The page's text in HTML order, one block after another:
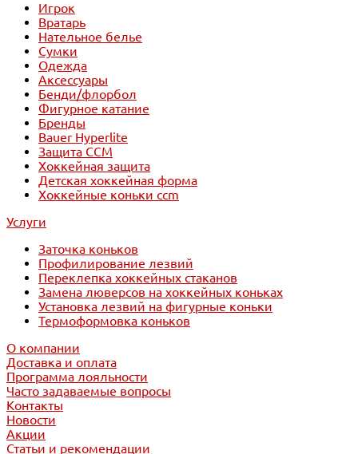
Игрок
Вратарь
Нательное белье
Сумки
Одежда
Аксессуары
Бенди/флорбол
Фигурное катание
Бренды
Bauer Hyperlite
Защита CCM
Хоккейная защита
Детская хоккейная форма
Хоккейные коньки ccm
Услуги
Заточка коньков
Профилирование лезвий
Переклепка хоккейных стаканов
Замена люверсов на хоккейных коньках
Установка лезвий на фигурные коньки
Термоформовка коньков
О компании
Доставка и оплата
Программа лояльности
Часто задаваемые вопросы
Контакты
Новости
Акции
Статьи и рекомендации